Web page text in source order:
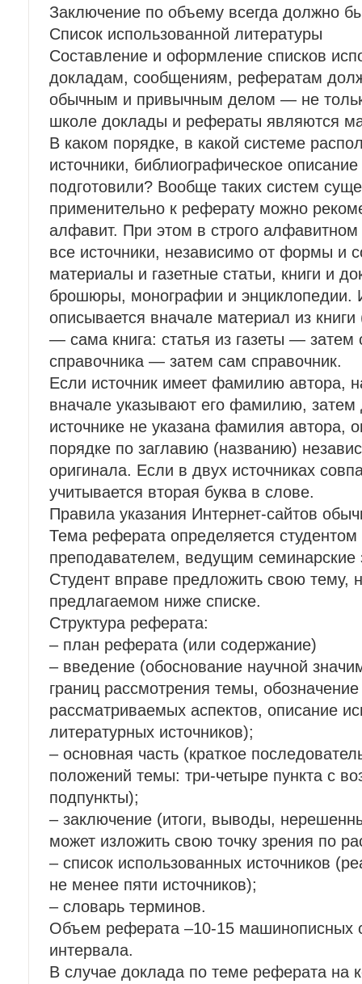
Заключение по объему всегда должно
Список использованной литературы
Составление и оформление списков
докладам, сообщениям, рефератам
обычным и привычным делом — не
школе доклады и рефераты являются
В каком порядке, в какой системе
источники, библиографическое
подготовили? Вообще таких систем
применительно к реферату можно
алфавит. При этом в строго
все источники, независимо от формы и
материалы и газетные статьи, книги и
брошюры, монографии и энциклопедии.
описывается вначале материал из
— сама книга: статья из газеты — затем
справочника — затем сам справочник.
Если источник имеет фамилию автора,
вначале указывают его фамилию, затем
источнике не указана фамилия автора,
порядке по заглавию (названию)
оригинала. Если в двух источниках
учитывается вторая буква в слове.
Правила указания Интернет-сайтов
Тема реферата определяется
преподавателем, ведущим семинарские
Студент вправе предложить свою тему,
предлагаемом ниже списке.
Структура реферата:
– план реферата (или содержание)
– введение (обоснование научной
границ рассмотрения темы,
рассматриваемых аспектов, описание
литературных источников);
– основная часть (краткое
положений темы: три-четыре пункта с
подпункты);
– заключение (итоги, выводы,
может изложить свою точку зрения по
– список использованных источников
не менее пяти источников);
– словарь терминов.
Объем реферата –10-15 машинописных
интервала.
В случае доклада по теме реферата на